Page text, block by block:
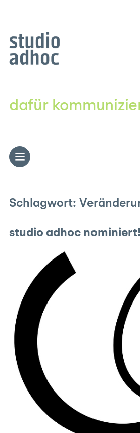
dafür
Schlagwort:
studio adhoc nominiert!